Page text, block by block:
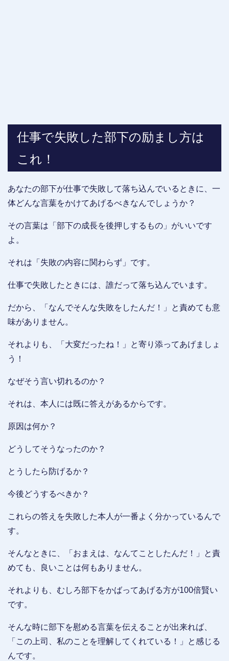
仕事で失敗した部下の励まし方は
これ！
あなたの部下が仕事で失敗して落ち込んでいるときに、一
体どんな言葉をかけてあげるべきなんでしょうか？
その言葉は「部下の成長を後押しするもの」がいいです
よ。
それは「失敗の内容に関わらず」です。
仕事で失敗したときには、誰だって落ち込んでいます。
だから、「なんでそんな失敗をしたんだ！」と責めても意
味がありません。
それよりも、「大変だったね！」と寄り添ってあげましょ
う！
なぜそう言い切れるのか？
それは、本人には既に答えがあるからです。
原因は何か？
どうしてそうなったのか？
とうしたら防げるか？
今後どうするべきか？
これらの答えを失敗した本人が一番よく分かっているんで
す。
そんなときに、「おまえは、なんてことしたんだ！」と責
めても、良いことは何もありません。
それよりも、むしろ部下をかばってあげる方が100倍賢い
です。
そんな時に部下を慰める言葉を伝えることが出来れば、
「この上司、私のことを理解してくれている！」と感じる
んです。